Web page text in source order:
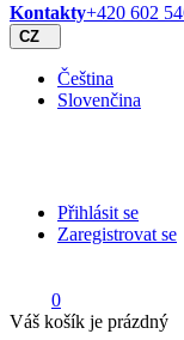
Kontakty+420 602
CZ
Čeština
Slovenčina
Přihlásit se
Zaregistrovat se
0
Váš košík je prázdný